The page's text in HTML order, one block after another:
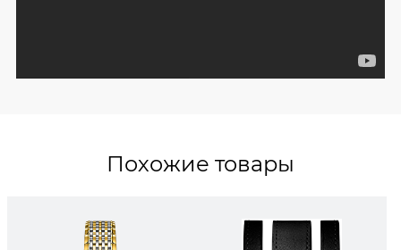
Похожие товары